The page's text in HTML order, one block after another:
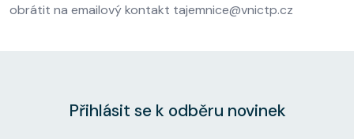
obrátit na emailový kontakt tajemnice@vnictp.cz
Přihlásit se k odběru novinek